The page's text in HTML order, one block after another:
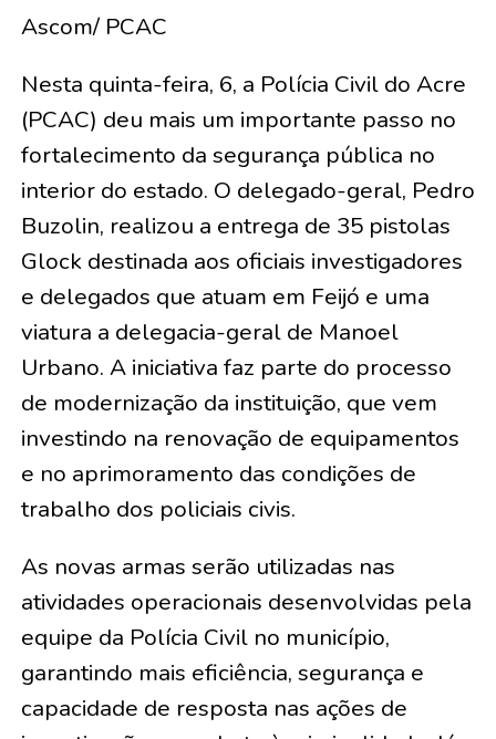
Ascom/ PCAC
Nesta quinta-feira, 6, a Polícia Civil do Acre
(PCAC) deu mais um importante passo no
fortalecimento da segurança pública no
interior do estado. O delegado-geral, Pedro
Buzolin, realizou a entrega de 35 pistolas
Glock destinada aos oficiais investigadores
e delegados que atuam em Feijó e uma
viatura a delegacia-geral de Manoel
Urbano. A iniciativa faz parte do processo
de modernização da instituição, que vem
investindo na renovação de equipamentos
e no aprimoramento das condições de
trabalho dos policiais civis.
As novas armas serão utilizadas nas
atividades operacionais desenvolvidas pela
equipe da Polícia Civil no município,
garantindo mais eficiência, segurança e
capacidade de resposta nas ações de